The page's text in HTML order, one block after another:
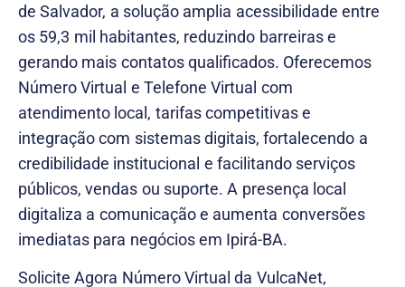
de Salvador, a solução amplia acessibilidade entre
os 59,3 mil habitantes, reduzindo barreiras e
gerando mais contatos qualificados. Oferecemos
Número Virtual e Telefone Virtual com
atendimento local, tarifas competitivas e
integração com sistemas digitais, fortalecendo a
credibilidade institucional e facilitando serviços
públicos, vendas ou suporte. A presença local
digitaliza a comunicação e aumenta conversões
imediatas para negócios em Ipirá-BA.
Solicite Agora Número Virtual da VulcaNet,